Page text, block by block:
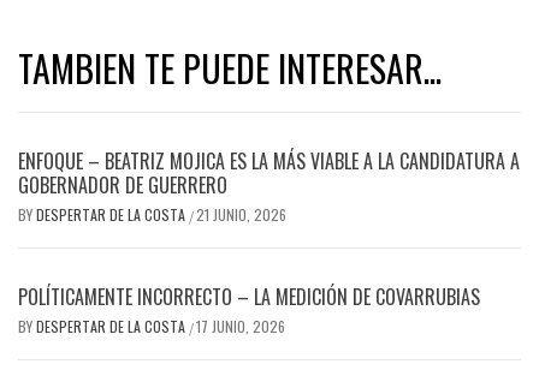
TAMBIEN TE PUEDE INTERESAR...
ENFOQUE – BEATRIZ MOJICA ES LA MÁS VIABLE A LA CANDIDATURA A
GOBERNADOR DE GUERRERO
BYDESPERTAR DE LA COSTA /21 JUNIO, 2026
POLÍTICAMENTE INCORRECTO – LA MEDICIÓN DE COVARRUBIAS
BYDESPERTAR DE LA COSTA /17 JUNIO, 2026